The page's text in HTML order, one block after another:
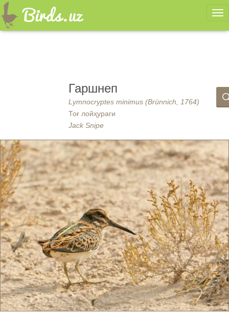
Гаршнеп
Lymnocryptes minimus (Brünnich, 1764)
Тоғ лойҳураги
Jack Snipe